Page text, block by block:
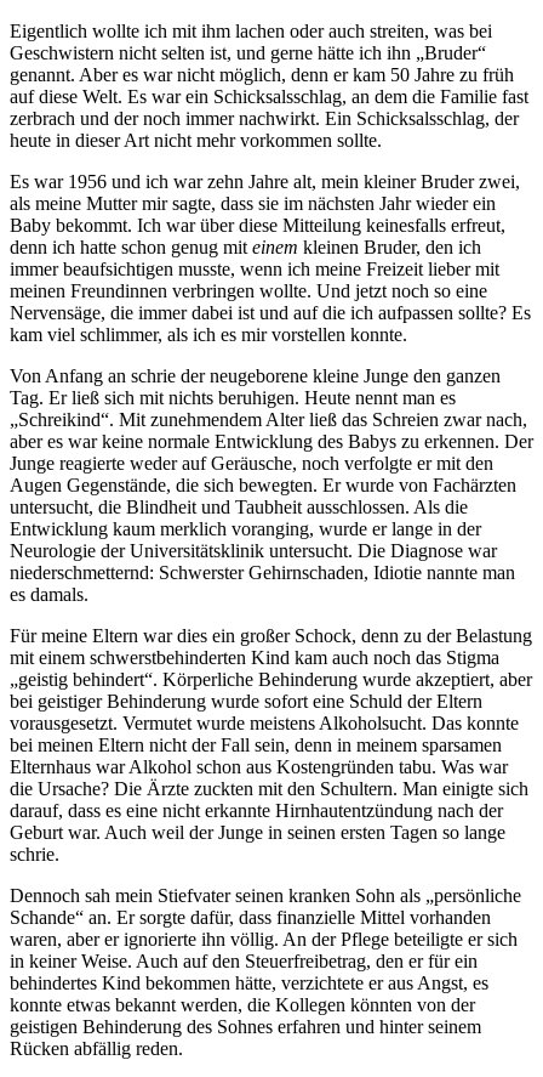
Eigentlich wollte ich mit ihm lachen oder auch streiten, was bei
Geschwistern nicht selten ist, und gerne hätte ich ihn
Bruder
genannt. Aber es war nicht möglich, denn er kam 50 Jahre zu früh
auf diese Welt. Es war ein Schicksalsschlag, an dem die Familie fast
zerbrach und der noch immer nachwirkt. Ein Schicksalsschlag, der
heute in dieser Art nicht mehr vorkommen sollte.
Es war 1956 und ich war zehn Jahre alt, mein kleiner Bruder zwei,
als meine Mutter mir sagte, dass sie im nächsten Jahr wieder ein
Baby bekommt. Ich war über diese Mitteilung keinesfalls erfreut,
denn ich hatte schon genug mit einem kleinen Bruder, den ich
immer beaufsichtigen musste, wenn ich meine Freizeit lieber mit
meinen Freundinnen verbringen wollte. Und jetzt noch so eine
Nervensäge, die immer dabei ist und auf die ich aufpassen sollte? Es
kam viel schlimmer, als ich es mir vorstellen konnte.
Von Anfang an schrie der neugeborene kleine Junge den ganzen
Tag. Er ließ sich mit nichts beruhigen. Heute nennt man es
Schreikind . Mit zunehmendem Alter ließ das Schreien zwar nach,
aber es war keine normale Entwicklung des Babys zu erkennen. Der
Junge reagierte weder auf Geräusche, noch verfolgte er mit den
Augen Gegenstände, die sich bewegten. Er wurde von Fachärzten
untersucht, die Blindheit und Taubheit ausschlossen. Als die
Entwicklung kaum merklich voranging, wurde er lange in der
Neurologie der Universitätsklinik untersucht. Die Diagnose war
niederschmetternd: Schwerster Gehirnschaden, Idiotie nannte man
es damals.
Für meine Eltern war dies ein großer Schock, denn zu der Belastung
mit einem schwerstbehinderten Kind kam auch noch das Stigma
geistig behindert . Körperliche Behinderung wurde akzeptiert, aber
bei geistiger Behinderung wurde sofort eine Schuld der Eltern
vorausgesetzt. Vermutet wurde meistens Alkoholsucht. Das konnte
bei meinen Eltern nicht der Fall sein, denn in meinem sparsamen
Elternhaus war Alkohol schon aus Kostengründen tabu. Was war
die Ursache? Die Ärzte zuckten mit den Schultern. Man einigte sich
darauf, dass es eine nicht erkannte Hirnhautentzündung nach der
Geburt war. Auch weil der Junge in seinen ersten Tagen so lange
schrie.
Dennoch sah mein Stiefvater seinen kranken Sohn als
persönliche
Schande
an. Er sorgte dafür, dass finanzielle Mittel vorhanden
waren, aber er ignorierte ihn völlig. An der Pflege beteiligte er sich
in keiner Weise. Auch auf den Steuerfreibetrag, den er für ein
behindertes Kind bekommen hätte, verzichtete er aus Angst, es
konnte etwas bekannt werden, die Kollegen könnten von der
geistigen Behinderung des Sohnes erfahren und hinter seinem
Rücken abfällig reden.